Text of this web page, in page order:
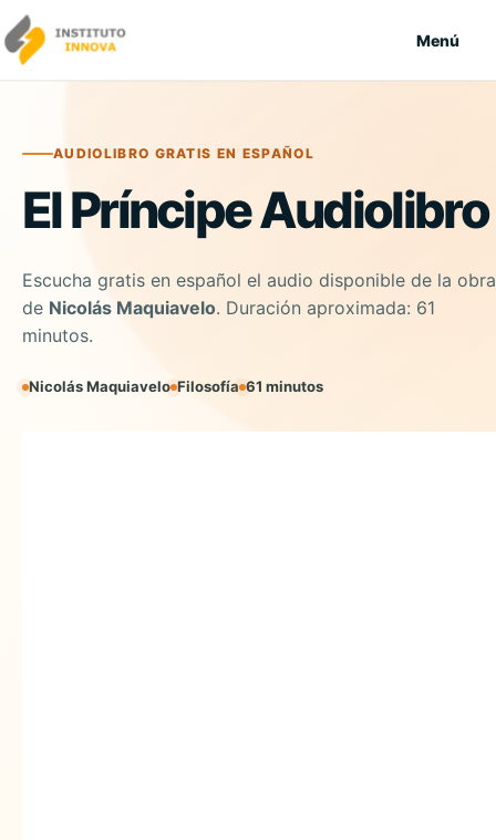
Saltar al contenido
Menú
AUDIOLIBRO GRATIS EN ESPAÑOL
El Príncipe Audiolibro
Escucha gratis en español el audio disponible de la obra
de Nicolás Maquiavelo. Duración aproximada: 61
minutos.
Nicolás Maquiavelo Filosofía 61 minutos